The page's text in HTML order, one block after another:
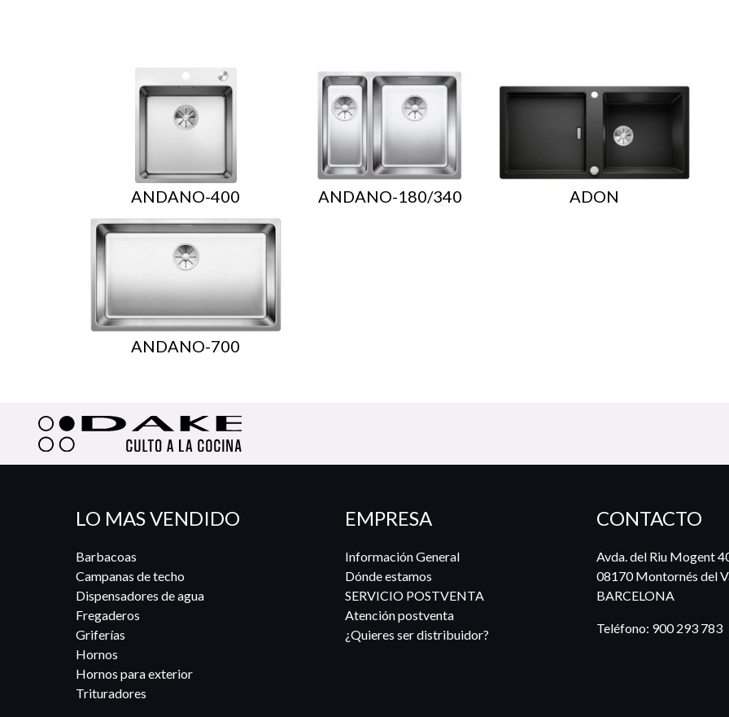
ANDANO-400 ANDANO-180/340 ADON
ANDANO-700
LO MAS VENDIDO
Barbacoas
Campanas de techo
Dispensadores de agua
Fregaderos
Griferías
Hornos
Hornos para exterior
Trituradores
EMPRESA
Información General
Dónde estamos
SERVICIO POSTVENTA
Atención postventa
¿Quieres ser distribuidor?
CONTACTO
Avda. del Riu Mogent
08170 Montornés del
BARCELONA
Teléfono: 900 293 783